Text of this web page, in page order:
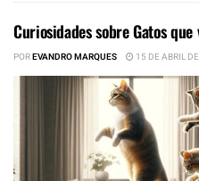
Curiosidades sobre Gatos
POREVANDRO MARQUES 15 DE ABRIL